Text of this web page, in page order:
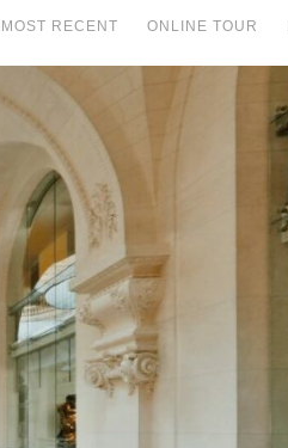
MOST RECENT ONLINE TOUR